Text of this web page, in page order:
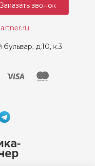
д.10, к.3
Заказать звонок